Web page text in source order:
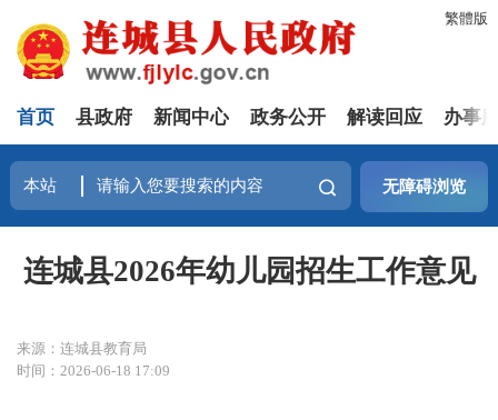
繁體版
首页 县政府 新闻中心 政务公开 解读回应 办事
无障碍浏览
连城县2026年幼儿园招生工作意见
来源：连城县教育局
时间：2026-06-18 17:09